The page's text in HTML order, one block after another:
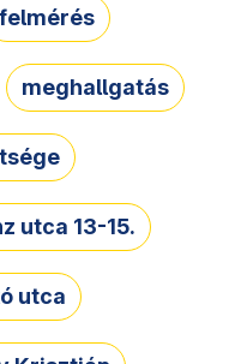
felmérés
meghallgatás
utca 13-15.
utca